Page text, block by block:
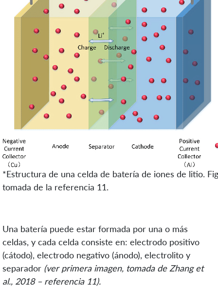
*Estructura de una celda de batería de iones de litio.
tomada de la referencia 11.
Una batería puede estar formada por una o más
celdas, y cada celda consiste en: electrodo positivo
(cátodo), electrodo negativo (ánodo), electrolito y
separador (ver primera imagen, tomada de Zhang et
al., 2018 – referencia 11).